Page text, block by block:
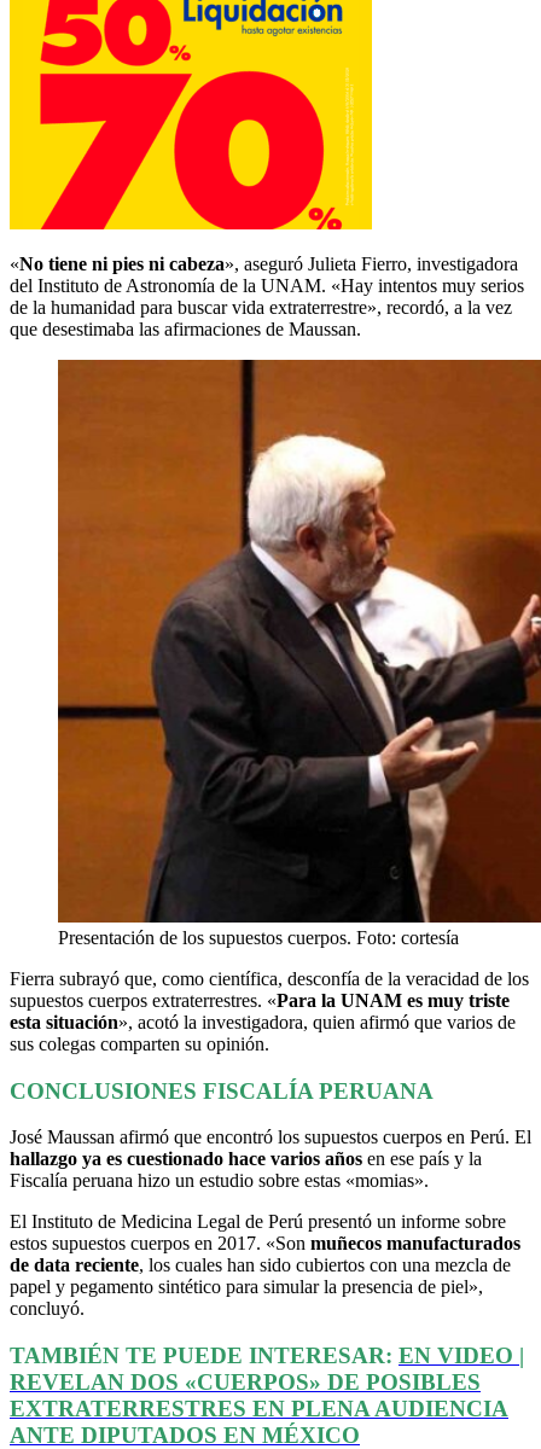
«No tiene ni pies ni cabeza», aseguró Julieta Fierro, investigadora
del Instituto de Astronomía de la UNAM. «Hay intentos muy serios
de la humanidad para buscar vida extraterrestre», recordó, a la vez
que desestimaba las afirmaciones de Maussan.
Presentación de los supuestos cuerpos. Foto: cortesía
Fierra subrayó que, como científica, desconfía de la veracidad de los
supuestos cuerpos extraterrestres. «Para la UNAM es muy triste
esta situación», acotó la investigadora, quien afirmó que varios de
sus colegas comparten su opinión.
CONCLUSIONES FISCALÍA PERUANA
José Maussan afirmó que encontró los supuestos cuerpos en Perú. El
hallazgo ya es cuestionado hace varios años en ese país y la
Fiscalía peruana hizo un estudio sobre estas «momias».
El Instituto de Medicina Legal de Perú presentó un informe sobre
estos supuestos cuerpos en 2017. «Son muñecos manufacturados
de data reciente, los cuales han sido cubiertos con una mezcla de
papel y pegamento sintético para simular la presencia de piel»,
concluyó.
TAMBIÉN TE PUEDE INTERESAR: EN VIDEO |
REVELAN DOS «CUERPOS» DE POSIBLES
EXTRATERRESTRES EN PLENA AUDIENCIA
ANTE DIPUTADOS EN MÉXICO